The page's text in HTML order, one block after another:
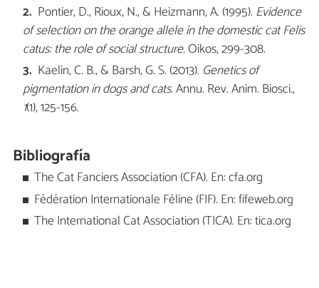
Pontier, D., Rioux, N., & Heizmann, A. (1995). Evidence
of selection on the orange allele in the domestic cat Felis
catus: the role of social structure.Oikos, 299-308.
Kaelin, C. B., & Barsh, G. S. (2013). Genetics of
pigmentation in dogs and cats. Annu. Rev. Anim. Biosci.,
1(1), 125-156.
Bibliografía
The Cat Fanciers Association (CFA). En: cfa.org
Fédération Internationale Féline (FIF). En: fifeweb.org
The International Cat Association (TICA). En: tica.org